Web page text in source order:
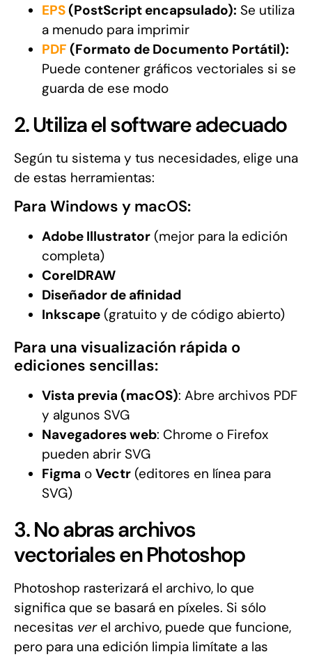
EPS(PostScript encapsulado): Se utiliza
a menudo para imprimir
PDF (Formato de Documento Portátil):
Puede contener gráficos vectoriales si se
guarda de ese modo
2. Utiliza el software adecuado
Según tu sistema y tus necesidades, elige una
de estas herramientas:
Para Windows y macOS:
Adobe Illustrator (mejor para la edición
completa)
CorelDRAW
Diseñador de afinidad
Inkscape (gratuito y de código abierto)
Para una visualización rápida o
ediciones sencillas:
Vista previa (macOS): Abre archivos PDF
y algunos SVG
Navegadores web: Chrome o Firefox
pueden abrir SVG
Figma o Vectr (editores en línea para
SVG)
3. No abras archivos
vectoriales en Photoshop
Photoshop rasterizará el archivo, lo que
significa que se basará en píxeles. Si sólo
necesitas verel archivo, puede que funcione,
pero para una edición limpia limítate a las